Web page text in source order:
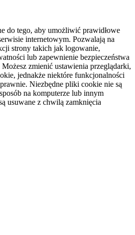
do tego, aby umożliwić prawidłowe
internetowym. Pozwalają na
strony takich jak logowanie,
lub zapewnienie bezpieczeństwa
zmienić ustawienia przeglądarki,
jednakże niektóre funkcjonalności
Niezbędne pliki cookie nie są
na komputerze lub innym
usuwane z chwilą zamknięcia